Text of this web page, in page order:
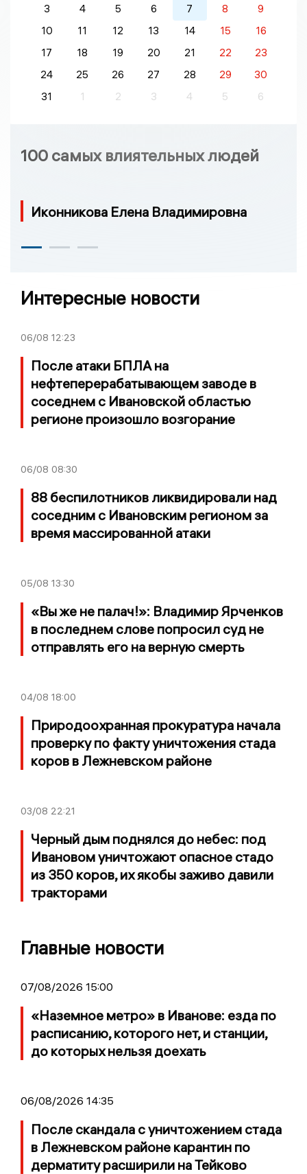
3 4 5 6 7 8
9
10
11 12 13 14 15
16
17
18 19 20 21 22
23
24
25 26 27 28 29
30
31
1 2 3 4 5 6
100 самых влиятельных людей
Иконникова Елена Владимировна
Интересные новости
06/08 12:23
После атаки БПЛА на
нефтеперерабатывающем заводе в
соседнем с Ивановской областью
регионе произошло возгорание
06/08 08:30
88 беспилотников ликвидировали над
соседним с Ивановским регионом за
время массированной атаки
05/08 13:30
«Вы же не палач!»: Владимир Ярченков
в последнем слове попросил суд не
отправлять его на верную смерть
04/08 18:00
Природоохранная прокуратура начала
проверку по факту уничтожения стада
коров в Лежневском районе
03/08 22:21
Черный дым поднялся до небес: под
Ивановом уничтожают опасное стадо
из 350 коров, их якобы заживо давили
тракторами
Главные новости
07/08/2026 15:00
«Наземное метро» в Иванове: езда по
расписанию, которого нет, и станции,
до которых нельзя доехать
06/08/2026 14:35
После скандала с уничтожением стада
в Лежневском районе карантин по
дерматиту расширили на Тейково